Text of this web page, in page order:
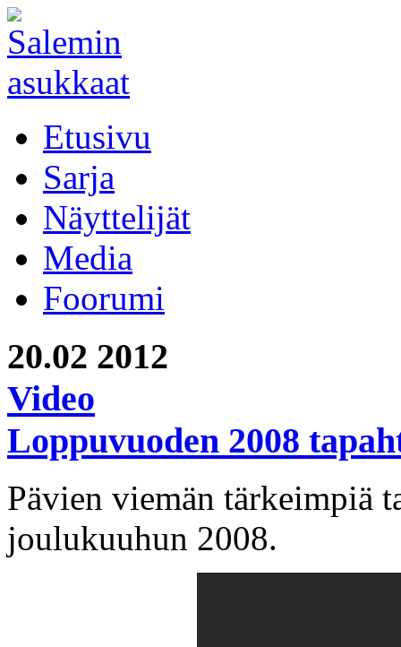
Etusivu
Sarja
Näyttelijät
Media
Foorumi
20.02 2012
Video
Loppuvuoden 2008
Pävien viemän tärkeimpiä
joulukuuhun 2008.